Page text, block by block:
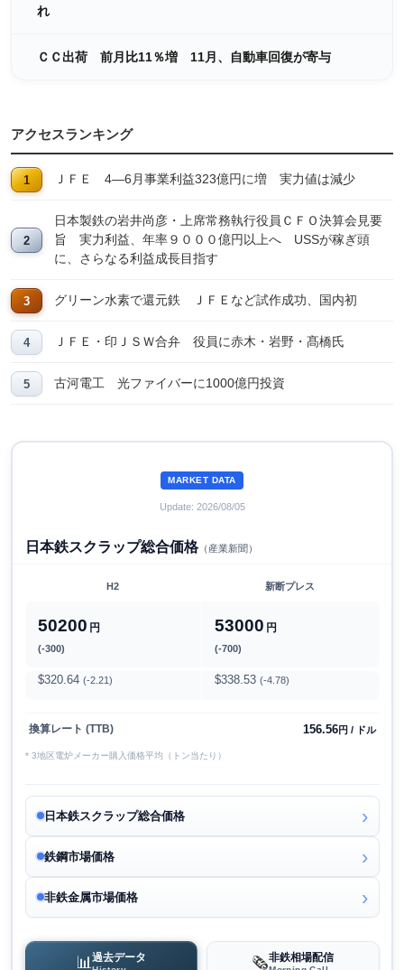
れ
ＣＣ出荷 前月比11％増 11月、自動車回復が寄与
アクセスランキング
ＪＦＥ 4―6月事業利益323億円に増 実力値は減少
日本製鉄の岩井尚彦・上席常務執行役員ＣＦＯ決算会見要
旨 実力利益、年率９０００億円以上へ USSが稼ぎ頭
に、さらなる利益成長目指す
グリーン水素で還元鉄 ＪＦＥなど試作成功、国内初
ＪＦＥ・印ＪＳＷ合弁 役員に赤木・岩野・髙橋氏
古河電工 光ファイバーに1000億円投資
MARKET DATA
Update: 2026/08/05
日本鉄スクラップ総合価格（産業新聞）
H2 新断プレス
50200 円
(-300)
53000 円
(-700)
$320.64 (-2.21) $338.53 (-4.78)
換算レート (TTB) 156.56円 / ドル
* 3地区電炉メーカー購入価格平均（トン当たり）
日本鉄スクラップ総合価格
鉄鋼市場価格
非鉄金属市場価格
📊過去データ 🗞️非鉄相場配信